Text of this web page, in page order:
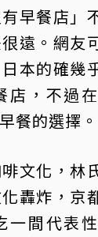
早餐店」
遠。網友
本的確幾
店，不過
餐的選擇。
文化，林
轟炸，京
一間代表